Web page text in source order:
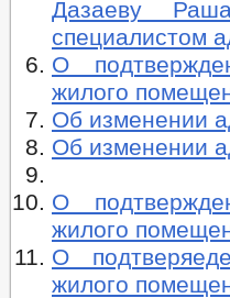
Дазаеву
специалистом
О
жилого
Об изменении
Об изменении
О
жилого
О
жилого